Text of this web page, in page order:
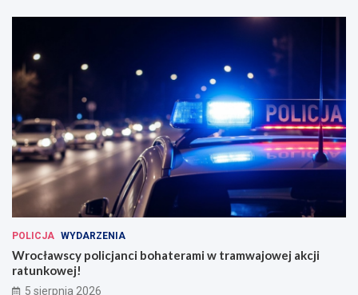
POLICJA WYDARZENIA
Wrocławscy policjanci bohaterami w tramwajowej akcji
ratunkowej!
5 sierpnia 2026